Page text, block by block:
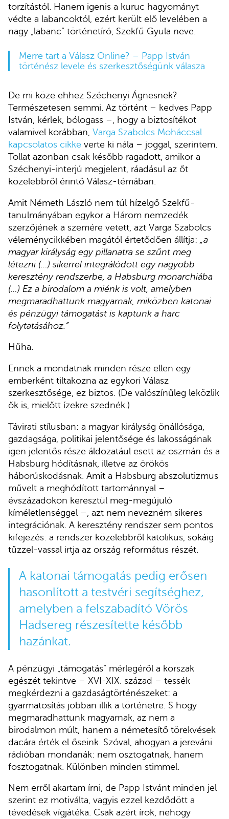
torzítástól. Hanem igenis a kuruc hagyományt
védte a labancoktól, ezért került elő levelében a
nagy „labanc” történetíró, Szekfű Gyula neve.
Merre tart a Válasz Online? – Papp István
történész levele és szerkesztőségünk válasza
De mi köze ehhez Széchenyi Ágnesnek?
Természetesen semmi. Az történt – kedves Papp
István, kérlek, bólogass –, hogy a biztosítékot
valamivel korábban, Varga Szabolcs Moháccsal
kapcsolatos cikke verte ki nála – joggal, szerintem.
Tollat azonban csak később ragadott, amikor a
Széchenyi-interjú megjelent, ráadásul az őt
közelebbről érintő Válasz-témában.
Amit Németh László nem túl hízelgő Szekfű-
tanulmányában egykor a Három nemzedék
szerzőjének a szemére vetett, azt Varga Szabolcs
véleménycikkében magától értetődően állítja:
„a
magyar királyság egy pillanatra se szűnt meg
létezni (…) sikerrel integrálódott egy nagyobb
keresztény rendszerbe, a Habsburg monarchiába
(…) Ez a birodalom a miénk is volt, amelyben
megmaradhattunk magyarnak, miközben katonai
és pénzügyi támogatást is kaptunk a harc
folytatásához.”
Hűha.
Ennek a mondatnak minden része ellen egy
emberként tiltakozna az egykori Válasz
szerkesztősége, ez biztos. (De valószínűleg leközlik
ők is, mielőtt ízekre szednék.)
Távirati stílusban: a magyar királyság önállósága,
gazdagsága, politikai jelentősége és lakosságának
igen jelentős része áldozatául esett az oszmán és a
Habsburg hódításnak, illetve az örökös
háborúskodásnak. Amit a Habsburg abszolutizmus
művelt a meghódított tartománnyal –
évszázadokon keresztül meg-megújuló
kíméletlenséggel –, azt nem nevezném sikeres
integrációnak. A keresztény rendszer sem pontos
kifejezés: a rendszer közelebbről katolikus, sokáig
tűzzel-vassal irtja az ország református részét.
A katonai támogatás pedig erősen
hasonlított a testvéri segítséghez,
amelyben a felszabadító Vörös
Hadsereg részesítette később
hazánkat.
A pénzügyi „támogatás” mérlegéről a korszak
egészét tekintve – XVI-XIX. század – tessék
megkérdezni a gazdaságtörténészeket: a
gyarmatosítás jobban illik a történetre. S hogy
megmaradhattunk magyarnak, az nem a
birodalmon múlt, hanem a németesítő törekvések
dacára érték el őseink. Szóval, ahogyan a jereváni
rádióban mondanák: nem osztogatnak, hanem
fosztogatnak. Különben minden stimmel.
Nem erről akartam írni, de Papp Istvánt minden jel
szerint ez motiválta, vagyis ezzel kezdődött a
tévedések vígjátéka. Csak azért írok, nehogy